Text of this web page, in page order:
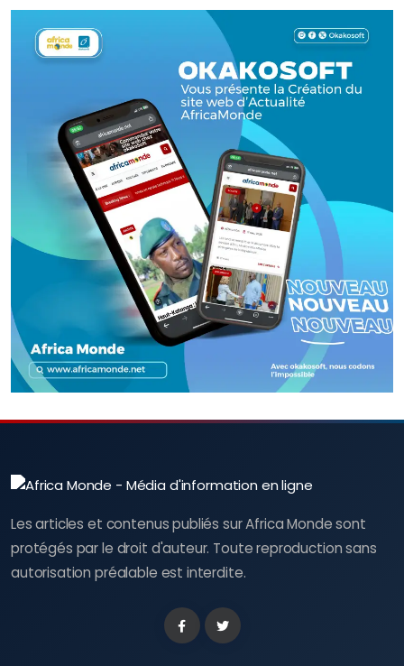
Les articles et contenus publiés sur Africa Monde sont
protégés par le droit d'auteur. Toute reproduction sans
autorisation préalable est interdite.
FacebookTwitter